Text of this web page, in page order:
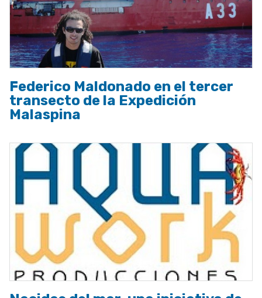
Federico Maldonado en el tercer
transecto de la Expedición
Malaspina